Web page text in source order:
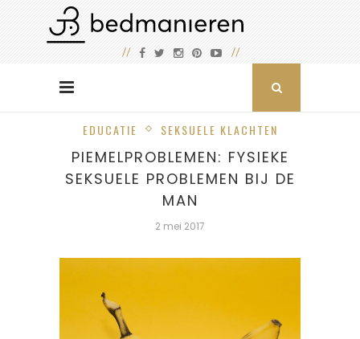
EDUCATIE SEKSUELE KLACHTEN
PIEMELPROBLEMEN: FYSIEKE
SEKSUELE PROBLEMEN BIJ DE
MAN
2 mei 2017